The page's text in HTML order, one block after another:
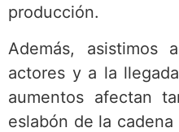
producción.
Además, asistimos
actores y a la
aumentos afectan
eslabón de la